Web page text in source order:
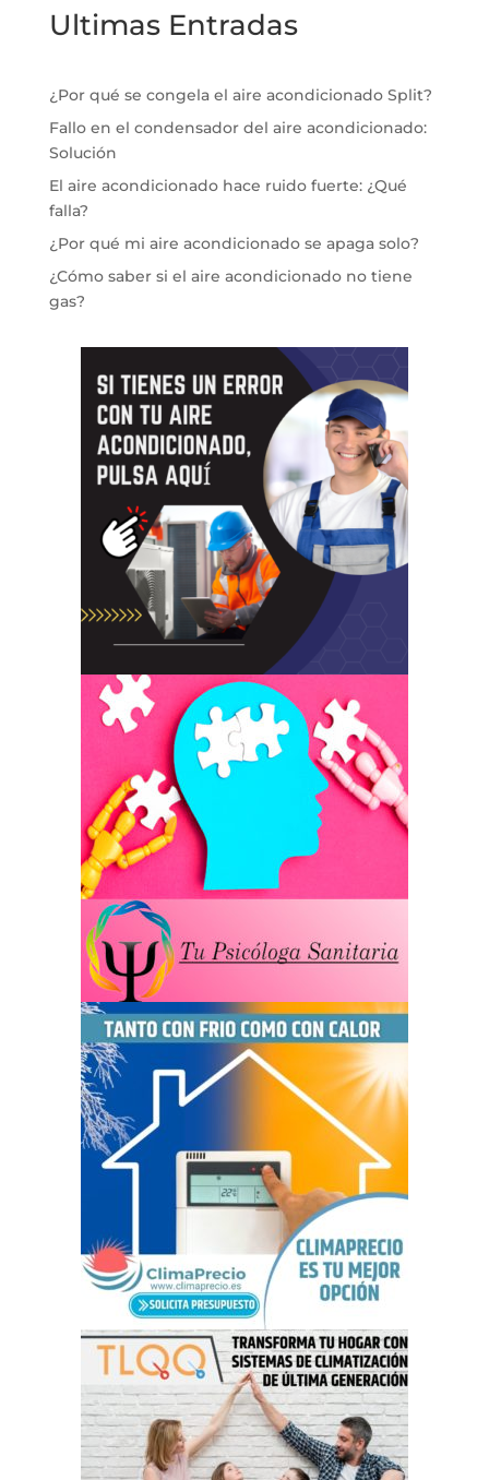
Ultimas Entradas
¿Por qué se congela el aire acondicionado Split?
Fallo en el condensador del aire acondicionado:
Solución
El aire acondicionado hace ruido fuerte: ¿Qué
falla?
¿Por qué mi aire acondicionado se apaga solo?
¿Cómo saber si el aire acondicionado no tiene
gas?